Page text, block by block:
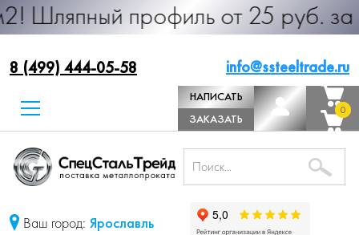
профиль от 25 руб. за м.п.
8 (499) 444-05-58 info@ssteeltrade.ru
НАПИСАТЬ
ДИРЕКТОРУ
ЗАКАЗАТЬ
ЗВОНОК
0
0
Ваш город: Ярославль